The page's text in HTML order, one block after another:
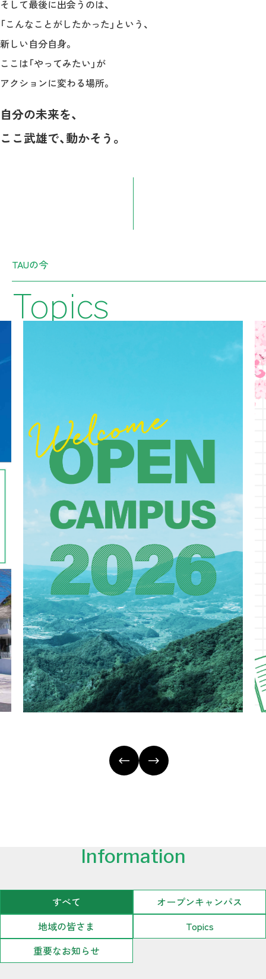
そして最後に出会うのは、
「こんなことがしたかった」という、
新しい自分自身。
ここは「やってみたい」が
アクションに変わる場所。
自分の未来を、
ここ武雄で、動かそう。
TAUの今
Topics
Information
すべて
オープンキャンパス
地域の皆さま
Topics
重要なお知らせ